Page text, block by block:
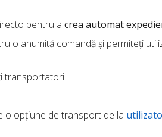
pentru a crea automat
o anumită comandă și permiteți
transportatori
o opțiune de transport de la